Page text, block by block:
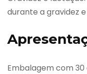
durante a gravidez
Embalagem com